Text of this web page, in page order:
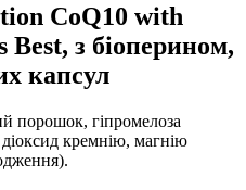
CoQ10 with
з біоперином,
капсул
порошок, гіпромелоза
діоксид кремнію, магнію